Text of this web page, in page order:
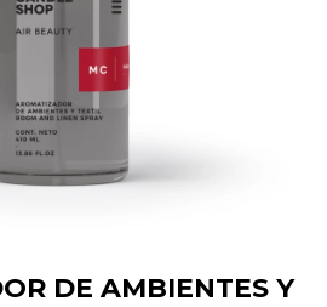
DE AMBIENTES Y